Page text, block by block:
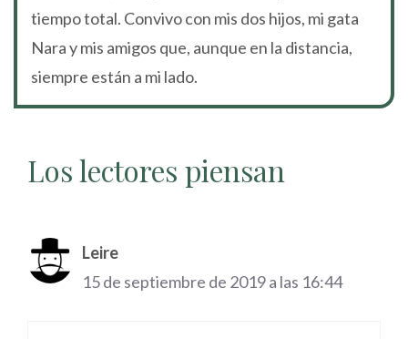
tiempo total. Convivo con mis dos hijos, mi gata
Nara y mis amigos que, aunque en la distancia,
siempre están a mi lado.
Los lectores piensan
Leire
15 de septiembre de 2019 a las 16:44